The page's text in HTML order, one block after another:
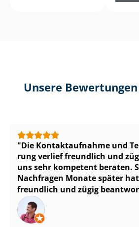
Unsere
Die Kontaktaufnahme und
rung verlief freundlich und
uns sehr kompetent beraten.
Nachfragen Monate später
freundlich und zügig